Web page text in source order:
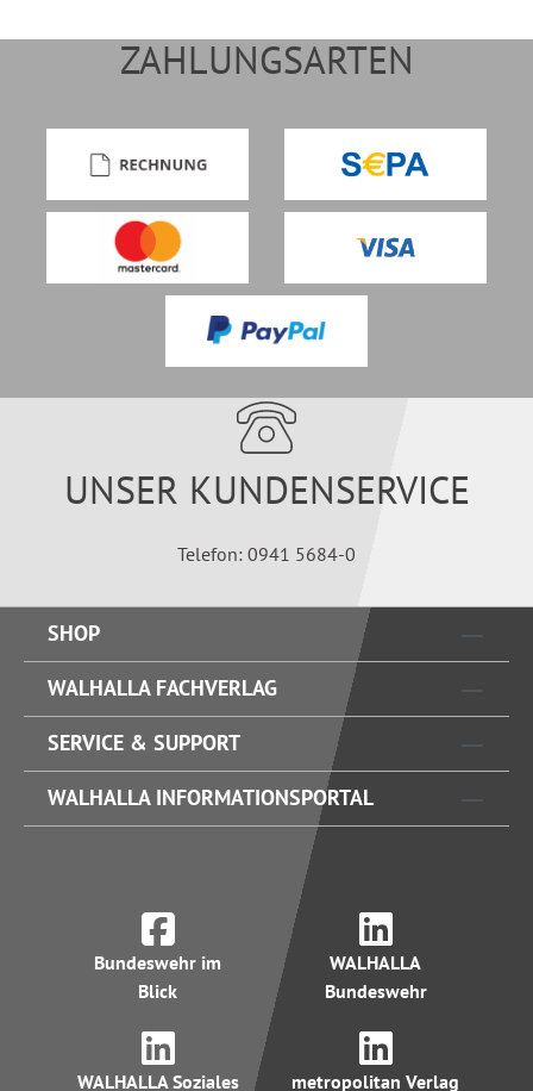
ZAHLUNGSARTEN
UNSER KUNDENSERVICE
Telefon: 0941 5684-0
SHOP
WALHALLA FACHVERLAG
SERVICE & SUPPORT
WALHALLA INFORMATIONSPORTAL
Bundeswehr im
Blick
WALHALLA
Bundeswehr
WALHALLA Soziales metropolitan Verlag